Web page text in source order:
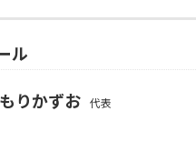
ル
もりかずお 代表